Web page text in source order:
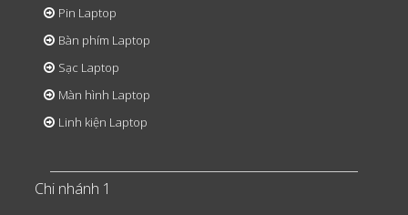
Pin Laptop
Bàn phím Laptop
Sạc Laptop
Màn hình Laptop
Linh kiện Laptop
Chi nhánh 1